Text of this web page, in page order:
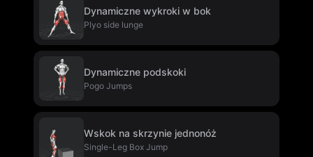
Dynamiczne wykroki w bok
Plyo side lunge
Dynamiczne podskoki
Pogo Jumps
Wskok na skrzynie jednonóż
Single-Leg Box Jump